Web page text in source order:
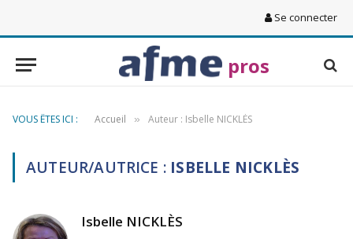
Se connecter
pros
VOUS ÊTES ICI : Accueil » Auteur : Isbelle NICKLÈS
AUTEUR/AUTRICE : ISBELLE NICKLÈS
Isbelle NICKLÈS